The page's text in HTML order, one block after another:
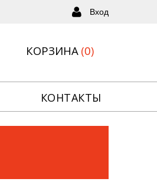
Вход
КОРЗИНА (0)
КОНТАКТЫ